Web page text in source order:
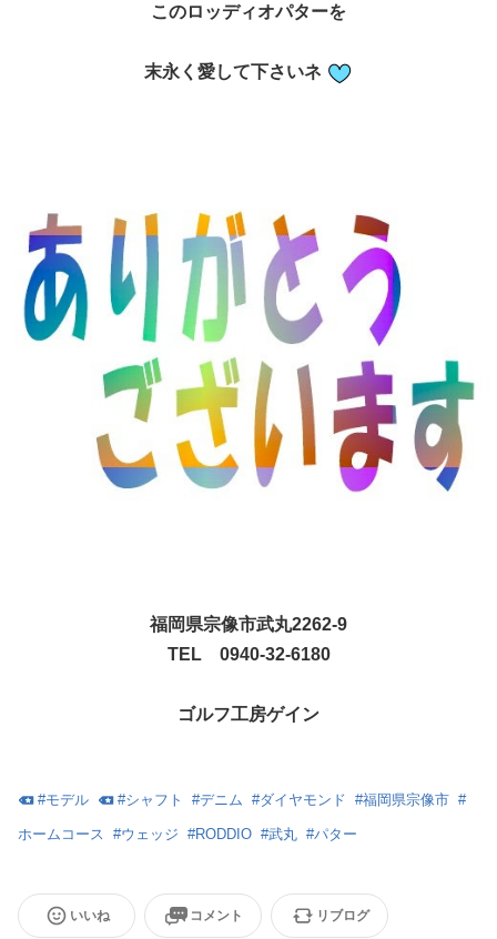
このロッディオパターを
末永く愛して下さいネ
福岡県宗像市武丸2262-9
TEL 0940-32-6180
ゴルフ工房ゲイン
#モデル #シャフト #デニム #ダイヤモンド #福岡県宗像市 #
ホームコース #ウェッジ #RODDIO #武丸 #パター
いいね コメント リブログ